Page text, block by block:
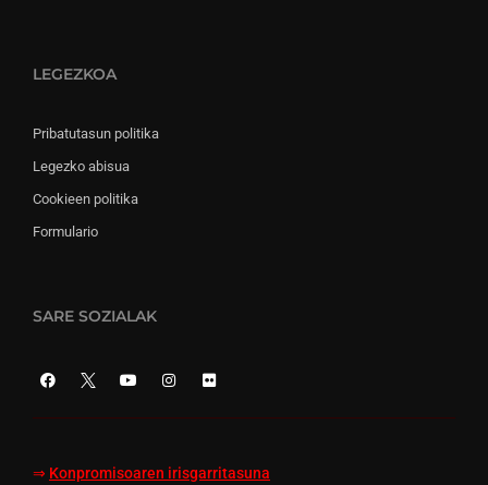
LEGEZKOA
Pribatutasun politika
Legezko abisua
Cookieen politika
Formulario
SARE SOZIALAK
⇒ Konpromisoaren irisgarritasuna